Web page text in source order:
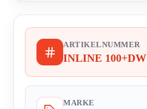
ARTIKELNUMMER
INLINE 100+DW
MARKE